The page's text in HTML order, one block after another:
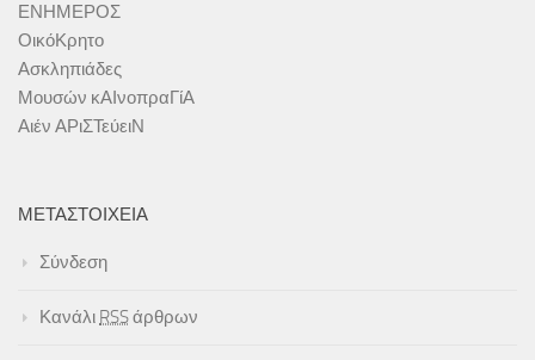
ΕΝΗΜΕΡΟΣ
ΟικόΚρητο
Ασκληπιάδες
Μουσών κΑΙνοπραΓίΑ
Αιέν ΑΡιΣΤεύειΝ
ΜΕΤΑΣΤΟΙΧΕΊΑ
Σύνδεση
Κανάλι RSSάρθρων